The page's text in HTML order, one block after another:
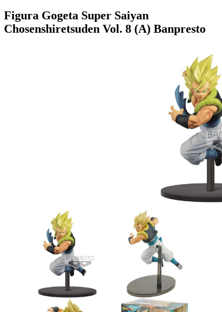
Figura Gogeta Super Saiyan
Chosenshiretsuden Vol. 8 (A) Banpresto